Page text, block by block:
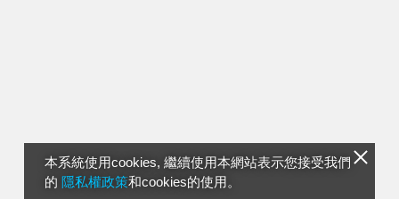
本系統使用cookies, 繼續使用本網站表示您接受我們
的 隱私權政策和cookies的使用。